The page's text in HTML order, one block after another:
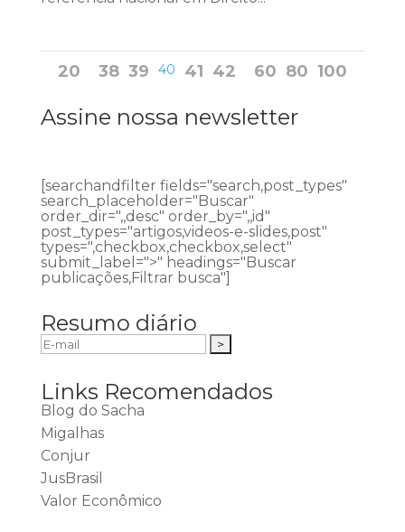
20 38 39 40 41 42 60 80 100
Assine nossa newsletter
[searchandfilter fields="search,post_types"
search_placeholder="Buscar"
order_dir=",,desc" order_by=",,id"
post_types="artigos,videos-e-slides,post"
types=",checkbox,checkbox,select"
submit_label=">" headings="Buscar
publicações,Filtrar busca"]
Resumo diário
Links Recomendados
Blog do Sacha
Migalhas
Conjur
JusBrasil
Valor Econômico